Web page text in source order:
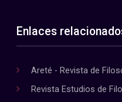
Enlaces
Areté - Revista de
Revista Estudios de